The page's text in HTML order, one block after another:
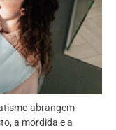
abrangem
a mordida e a